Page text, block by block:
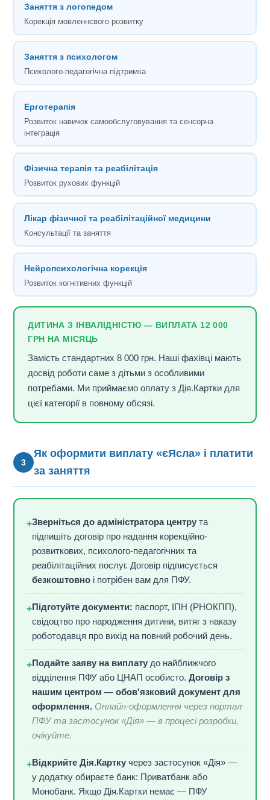
Заняття з логопедом
Корекція мовленнєвого розвитку
Заняття з психологом
Психолого-педагогічна підтримка
Ерготерапія
Розвиток навичок самообслуговування та сенсорна
інтеграція
Фізична терапія та реабілітація
Розвиток рухових функцій
Лікар фізичної та реабілітаційної медицини
Консультації та заняття
Нейропсихологічна корекція
Розвиток когнітивних функцій
ДИТИНА З ІНВАЛІДНІСТЮ — ВИПЛАТА 12 000
ГРН НА МІСЯЦЬ
Замість стандартних 8 000 грн. Наші фахівці мають
досвід роботи саме з дітьми з особливими
потребами. Ми приймаємо оплату з Дія.Картки для
цієї категорії в повному обсязі.
3
Як оформити виплату «єЯсла» і платити
за заняття
+Зверніться до адміністратора центрута
підпишіть договір про надання корекційно-
розвиткових, психолого-педагогічних та
реабілітаційних послуг. Договір підписується
безкоштовноі потрібен вам для ПФУ.
+Підготуйте документи: паспорт, ІПН (РНОКПП),
свідоцтво про народження дитини, витяг з наказу
роботодавця про вихід на повний робочий день.
+Подайте заяву на виплатудо найближчого
відділення ПФУ або ЦНАП особисто. Договір з
нашим центром — обов'язковий документ для
оформлення. Онлайн-оформлення через портал
ПФУ та застосунок «Дія» — в процесі розробки,
очікуйте.
+Відкрийте Дія.Карткучерез застосунок «Дія» —
у додатку обираєте банк: Приватбанк або
Монобанк. Якщо Дія.Картки немає — ПФУ